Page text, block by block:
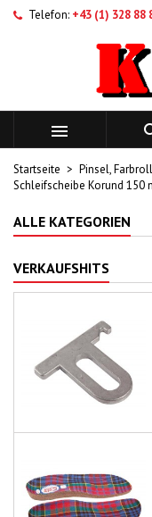
Telefon: +43 (1) 328 88

Startseite Pinsel,
Schleifscheibe Korund 150
ALLE KATEGORIEN
VERKAUFSHITS